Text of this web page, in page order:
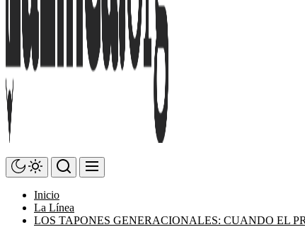
Inicio
La Línea
LOS TAPONES GENERACIONALES: CUANDO EL